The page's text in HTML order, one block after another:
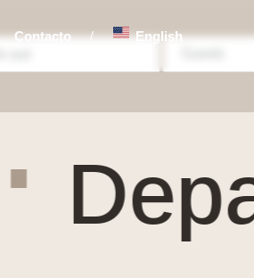
Contacto English